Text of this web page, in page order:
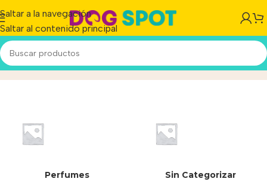
Saltar a la navegación
Saltar al contenido principal
779816341002Inicio/Producto
Perfumes Sin Categorizar